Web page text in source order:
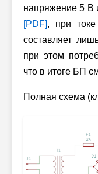
напряжение 5 В
[PDF], при
составляет
при этом
что в итоге БП
Полная схема